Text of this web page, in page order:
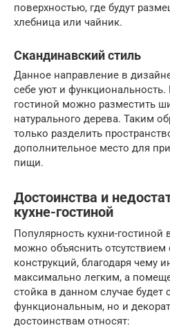
поверхностью, где будут
хлебница или чайник.
Скандинавский стиль
Данное направление в
себе уют и функциональность.
гостиной можно разместить
натурального дерева. Таким
только разделить
дополнительное место для
пищи.
Достоинства и
кухне-гостиной
Популярность кухни-
можно объяснить отсутствием
конструкций, благодаря чему
максимально легким, а
стойка в данном случае будет
функциональным, но и
достоинствам относят: